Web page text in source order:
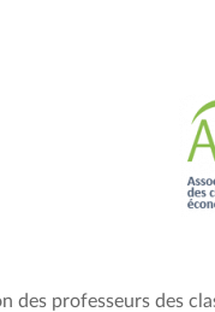
des professeurs des